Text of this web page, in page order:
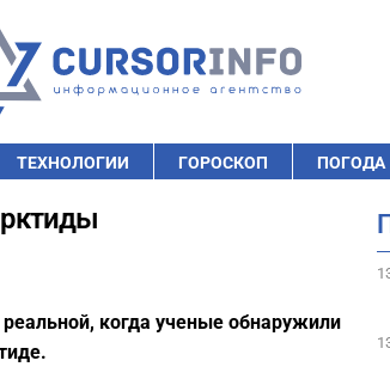
ТЕХНОЛОГИИ ГОРОСКОП ПОГОДА
когда ученые обнаружили